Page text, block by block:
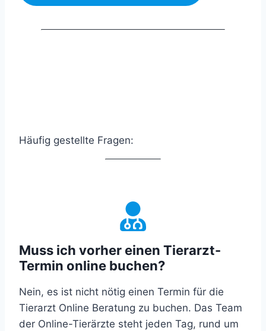
Häufig gestellte Fragen:
Muss ich vorher einen Tierarzt-
Termin online buchen?
Nein, es ist nicht nötig einen Termin für die
Tierarzt Online Beratung zu buchen. Das Team
der Online-Tierärzte steht jeden Tag, rund um